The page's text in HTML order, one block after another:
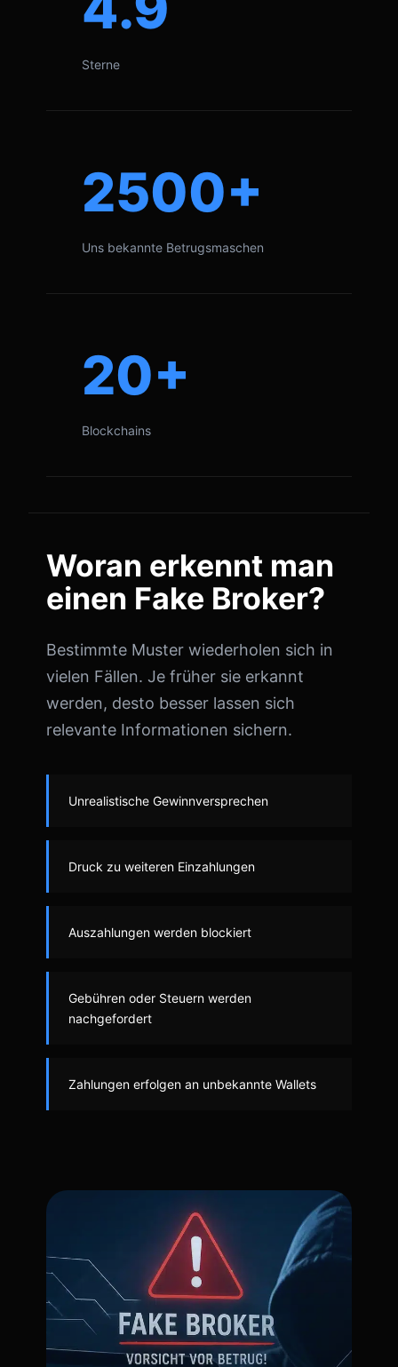
Sterne
2500+
Uns bekannte Betrugsmaschen
20+
Blockchains
Woran erkennt man
einen Fake Broker?
Bestimmte Muster wiederholen sich in
vielen Fällen. Je früher sie erkannt
werden, desto besser lassen sich
relevante Informationen sichern.
Unrealistische Gewinnversprechen
Druck zu weiteren Einzahlungen
Auszahlungen werden blockiert
Gebühren oder Steuern werden
nachgefordert
Zahlungen erfolgen an unbekannte Wallets